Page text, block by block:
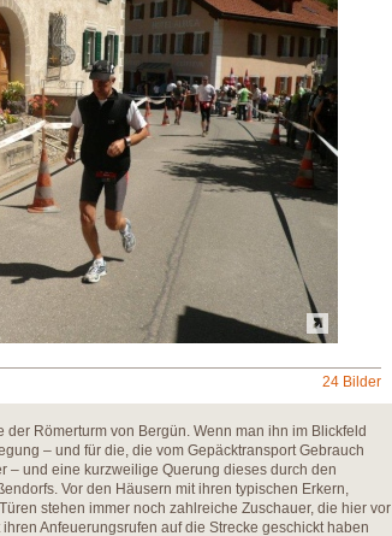
24 Bilder
Römerturm von Bergün. Wenn man ihn im Blickfeld
– und für die, die vom Gepäcktransport Gebrauch
– und eine kurzweilige Querung dieses durch den
Vor den Häusern mit ihren typischen Erkern,
stehen immer noch zahlreiche Zuschauer, die hier vor
Anfeuerungsrufen auf die Strecke geschickt haben